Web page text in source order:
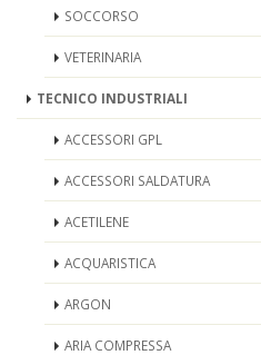
SOCCORSO
VETERINARIA
TECNICO INDUSTRIALI
ACCESSORI GPL
ACCESSORI SALDATURA
ACETILENE
ACQUARISTICA
ARGON
ARIA COMPRESSA